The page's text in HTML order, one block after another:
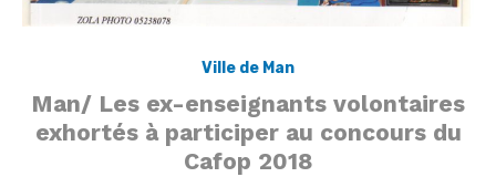
Ville de Man
Man/ Les ex-enseignants volontaires
exhortés à participer au concours du
Cafop 2018